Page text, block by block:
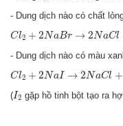
- Dung dịch nào có chất
Cl2 + 2NaBr → 2NaCl
Cl2 2 N aB → N aCl+ Br2
- Dung dịch nào có màu
Cl2 + 2NaI → 2NaCl +
Cl2 2 N aI→2 N aCl+ 2
(I2
I2 gặp hồ tinh bột tạo ra